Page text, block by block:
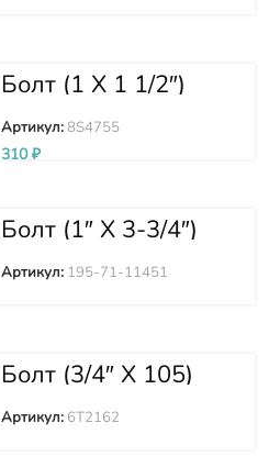
Болт (1 X 1 1/2″)
8S4755
Артикул:8S4755
310₽
Болт (1″ X 3-3/4″)
195-71-11451
Артикул: 195-71-11451
Болт (3/4″ X 105)
6T2162
Артикул: 6T2162